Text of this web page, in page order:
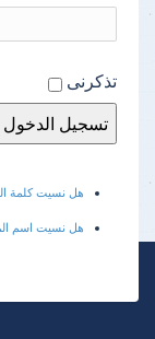
تذكرنى
هل نسيت كلمة
هل نسيت اسم